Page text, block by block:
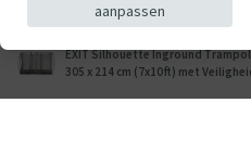
EXIT Silhouette Inground
305 x 214 cm (7x10ft) met
aanpassen